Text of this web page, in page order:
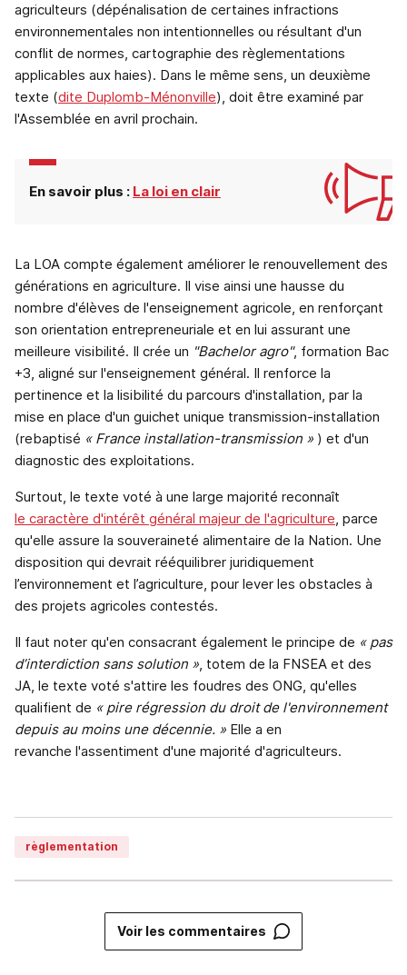
agriculteurs (dépénalisation de certaines infractions
environnementales non intentionnelles ou résultant d'un
conflit de normes, cartographie des règlementations
applicables aux haies). Dans le même sens, un deuxième
texte (dite Duplomb-Ménonville), doit être examiné par
l'Assemblée en avril prochain.
En savoir plus : La loi en clair
La LOA compte également améliorer le renouvellement des
générations en agriculture. Il vise ainsi une hausse du
nombre d'élèves de l'enseignement agricole, en renforçant
son orientation entrepreneuriale et en lui assurant une
meilleure visibilité. Il crée un "Bachelor agro", formation Bac
+3, aligné sur l'enseignement général. Il renforce la
pertinence et la lisibilité du parcours d'installation, par la
mise en place d'un guichet unique transmission-installation
(rebaptisé « France installation-transmission » ) et d'un
diagnostic des exploitations.
Surtout, le texte voté à une large majorité reconnaît
le caractère d'intérêt général majeur de l'agriculture, parce
qu'elle assure la souveraineté alimentaire de la Nation. Une
disposition qui devrait rééquilibrer juridiquement
l’environnement et l’agriculture, pour lever les obstacles à
des projets agricoles contestés.
Il faut noter qu'en consacrant également le principe de « pas
d’interdiction sans solution », totem de la FNSEA et des
JA, le texte voté s'attire les foudres des ONG, qu'elles
qualifient de « pire régression du droit de l'environnement
depuis au moins une décennie. » Elle a en
revanche l'assentiment d'une majorité d'agriculteurs.
règlementation
Voir les commentaires